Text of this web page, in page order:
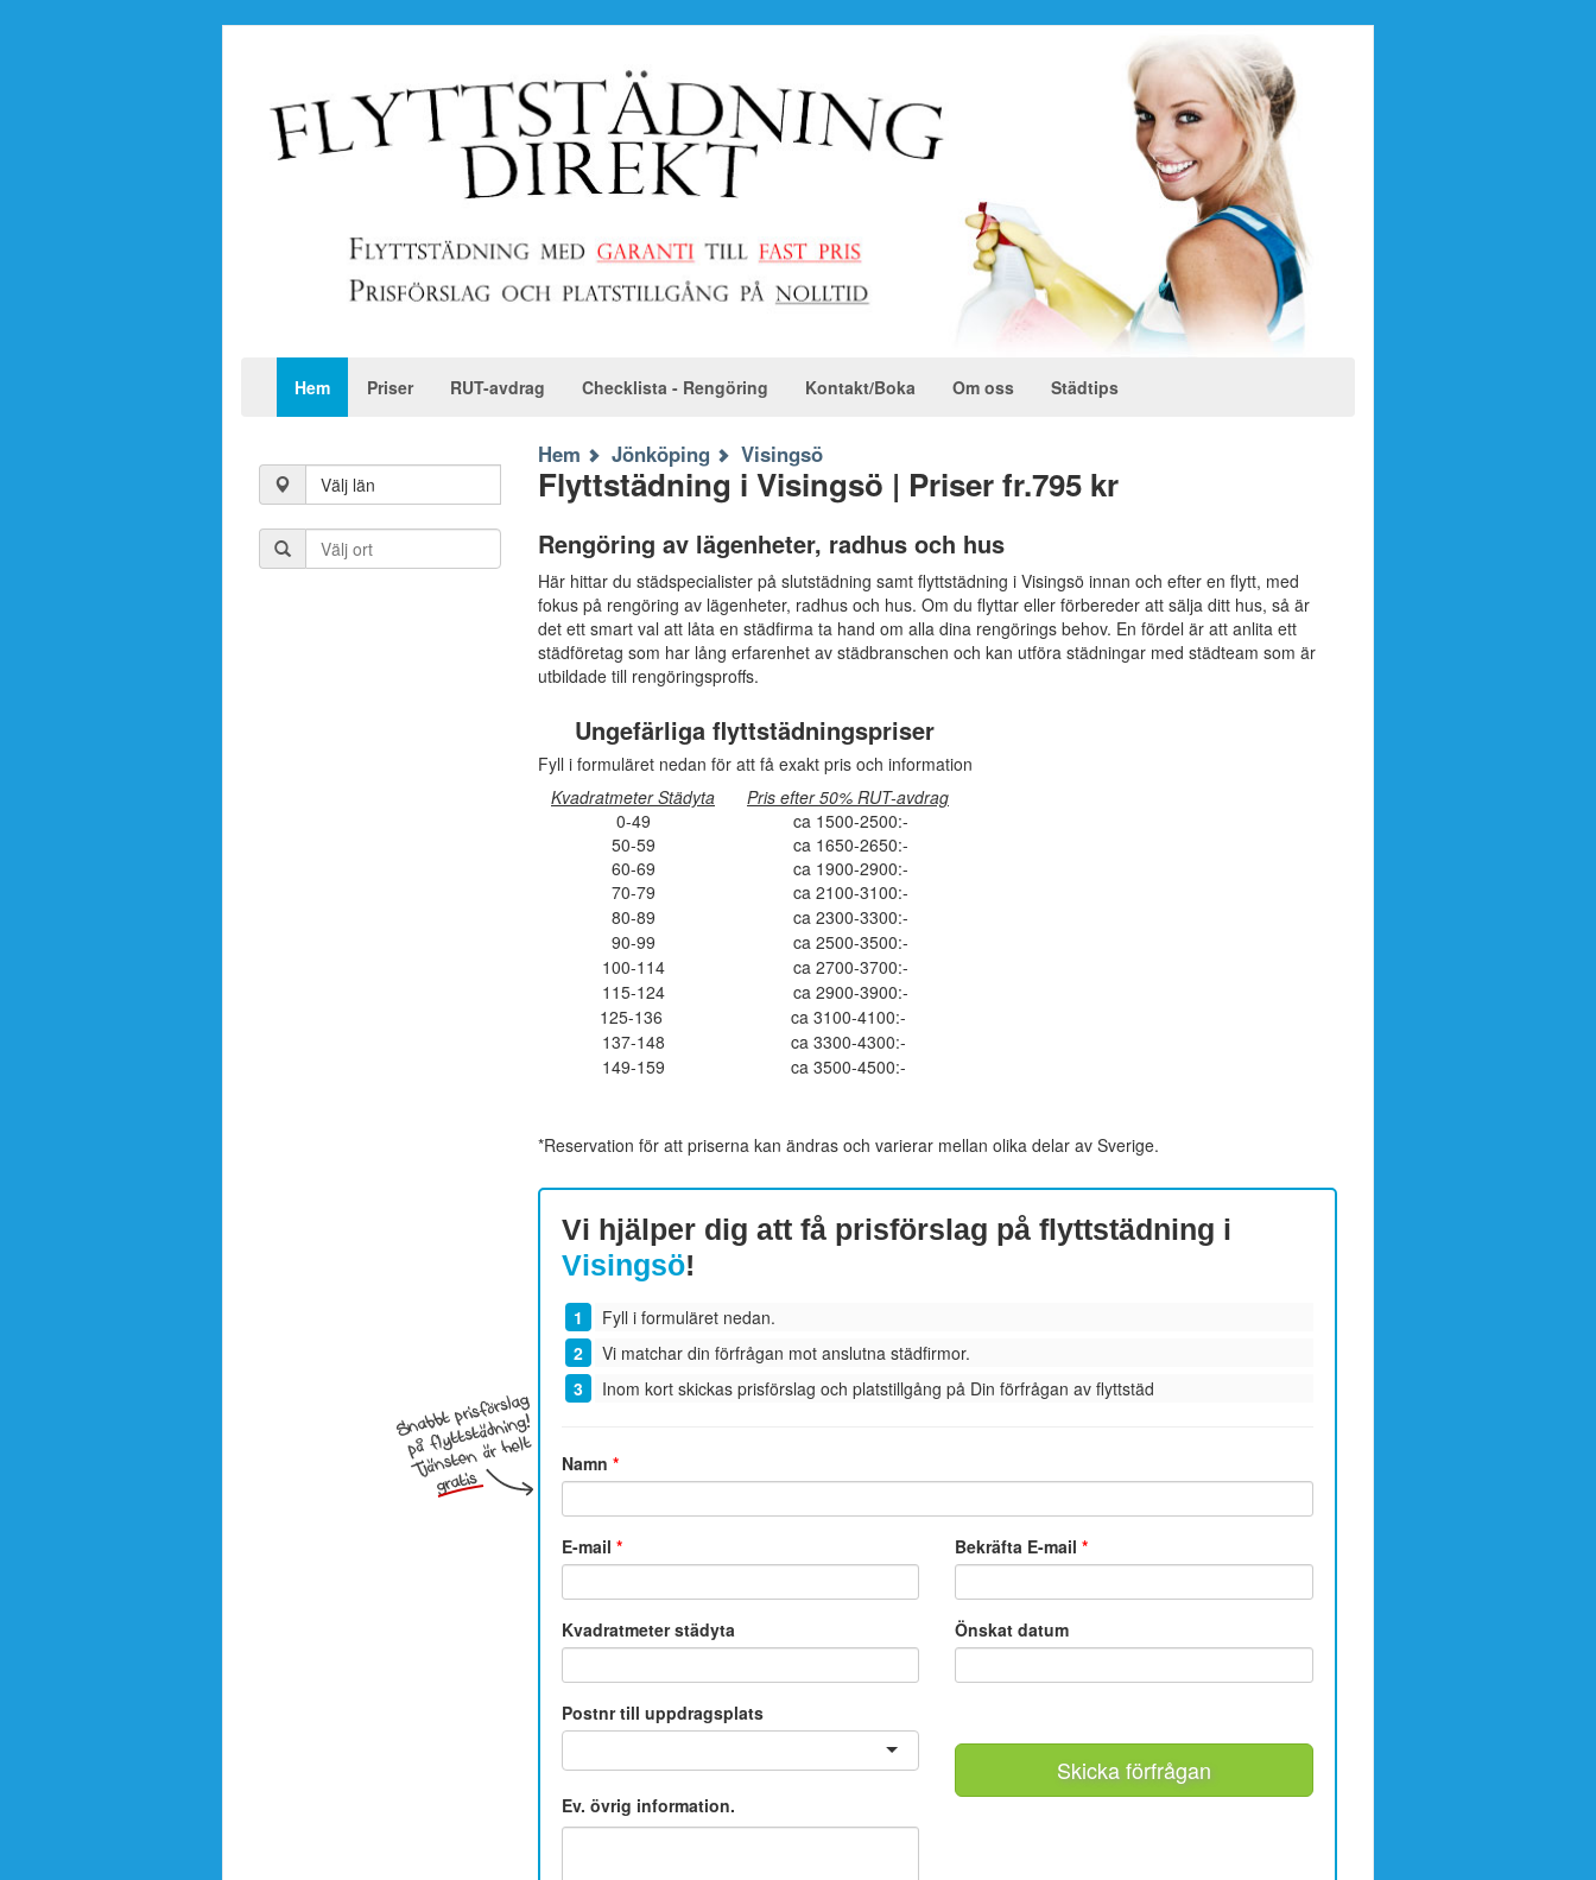
Hem Priser RUT-avdrag Checklista - Rengöring Kontakt/Boka Om oss Städtips
Välj län
Hem Jönköping Visingsö
Flyttstädning i Visingsö | Priser fr.795 kr
Rengöring av lägenheter, radhus och hus
Här hittar du städspecialister på slutstädning samt flyttstädning i Visingsö innan och efter en flytt, med
fokus på rengöring av lägenheter, radhus och hus. Om du flyttar eller förbereder att sälja ditt hus, så är
det ett smart val att låta en städfirma ta hand om alla dina rengörings behov. En fördel är att anlita ett
städföretag som har lång erfarenhet av städbranschen och kan utföra städningar med städteam som är
utbildade till rengöringsproffs.
Ungefärliga flyttstädningspriser
Fyll i formuläret nedan för att få exakt pris och information
Kvadratmeter Städyta
Pris efter 50% RUT-avdrag
0-49
ca 1500-2500:-
50-59
ca 1650-2650:-
60-69
ca 1900-2900:-
70-79
ca 2100-3100:-
80-89
ca 2300-3300:-
90-99
ca 2500-3500:-
100-114
ca 2700-3700:-
115-124
ca 2900-3900:-
125-136
ca 3100-4100:-
137-148
ca 3300-4300:-
149-159
ca 3500-4500:-
*Reservation för att priserna kan ändras och varierar mellan olika delar av Sverige.
Vi hjälper dig att få prisförslag på flyttstädning i
Visingsö!
Fyll i formuläret nedan.
Vi matchar din förfrågan mot anslutna städfirmor.
Inom kort skickas prisförslag och platstillgång på Din förfrågan av flyttstäd
Namn *
E-mail * Bekräfta E-mail*
Kvadratmeter städyta Önskat datum
Postnr till uppdragsplats
Ev. övrig information.
Skicka förfrågan